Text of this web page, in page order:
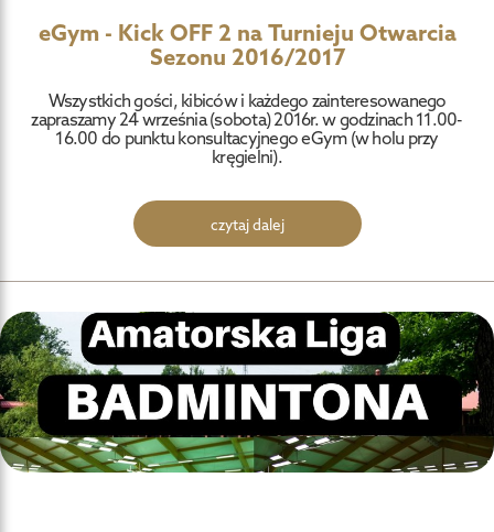
eGym - Kick OFF 2 na Turnieju Otwarcia
Sezonu 2016/2017
Wszystkich gości, kibiców i każdego zainteresowanego
zapraszamy 24 września (sobota) 2016r. w godzinach 11.00-
16.00 do punktu konsultacyjnego eGym (w holu przy
kręgielni).
czytaj dalej